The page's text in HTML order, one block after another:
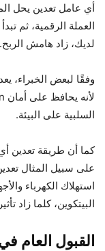
أي عامل تعدين يحل
العملة الرقمية، ثم
لديك، زاد هامش الربح.
وفقًا لبعض الخبراء،
السلبية على البيئة.
كما أن طريقة تعدين
على سبيل المثال
استهلاك الكهرباء
البيتكوين، كلما زاد
القبول العام